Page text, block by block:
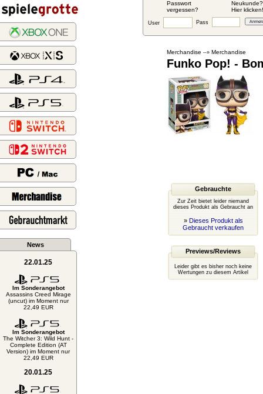
Passwort
vergessen?
Neukunde?
Hier klicken!
User Pass
News
22.01.25
Im Sonderangebot
Assassins Creed Mirage
(uncut) im Moment nur
22,49 EUR
Im Sonderangebot
The Witcher 3: Wild Hunt -
Complete Edition (AT
Version) im Moment nur
22,49 EUR
20.01.25
Merchandise --» Merchandise
Funko Pop! -
Gebrauchte
Zur Zeit bietet leider niemand
dieses Produkt als Gebraucht an
» Dieses Produkt als
Gebraucht verkaufen
Previews/Reviews
Leider gibt es bisher noch keine
Wertungen zu diesem Artikel